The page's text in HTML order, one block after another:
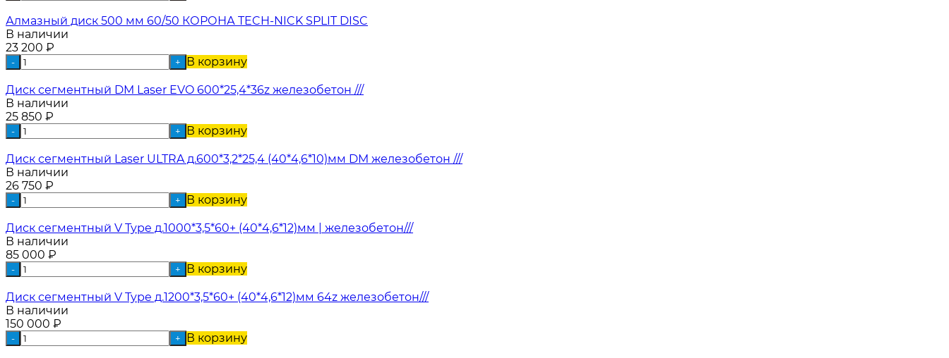
Алмазный диск 500 мм 60/50 КОРОНА TECH-NICK SPLIT DISC
В наличии
23 200 ₽
- + В корзину
Диск сегментный DM Laser EVO 600*25,4*36z железобетон ///
В наличии
25 850 ₽
- + В корзину
Диск сегментный Laser ULTRA д.600*3,2*25,4 (40*4,6*10)мм DM железобетон ///
В наличии
26 750 ₽
- + В корзину
Диск сегментный V Type д.1000*3,5*60+ (40*4,6*12)мм | железобетон///
В наличии
85 000 ₽
- + В корзину
Диск сегментный V Type д.1200*3,5*60+ (40*4,6*12)мм 64z железобетон///
В наличии
150 000 ₽
- + В корзину